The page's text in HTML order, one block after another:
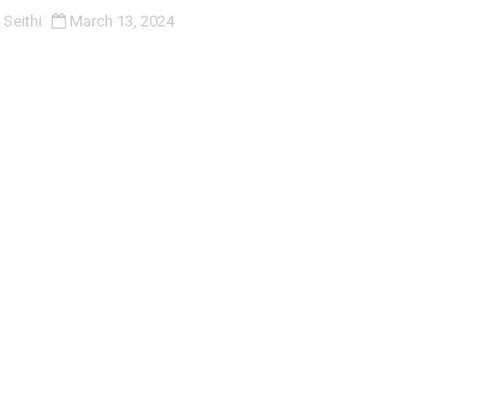
குழந்தைகள் பாதுகாப்பு அலகில் வேலை வாய்ப்பு ( டிச 18 )
Seithi March 13, 2024